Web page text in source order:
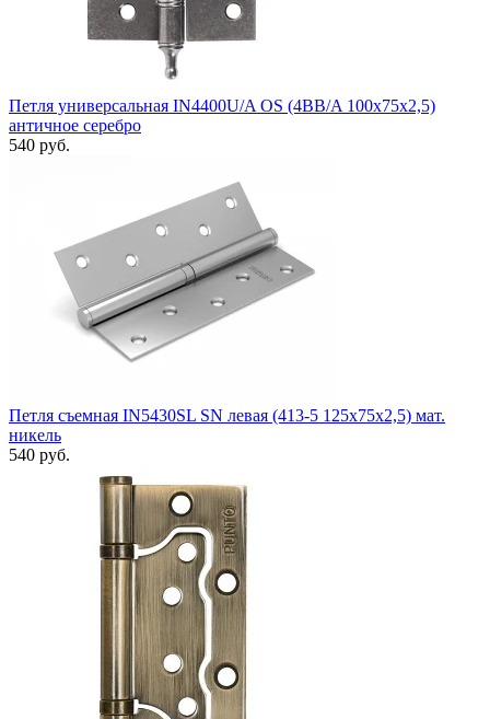
Петля универсальная IN4400U/A OS (4BB/A 100x75x2,5)
античное серебро
540 руб.
Петля съемная IN5430SL SN левая (413-5 125x75x2,5) мат.
никель
540 руб.